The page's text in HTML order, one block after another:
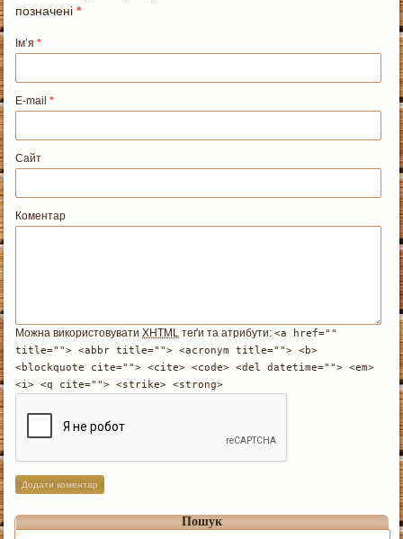
позначені*
Ім’я*
E-mail*
Сайт
Коментар
Можна використовуватиXHTML теґи та атрибути:<a href=""
title=""> <abbr title=""> <acronym title=""> <b>
<blockquote cite=""> <cite> <code> <del datetime=""> <em>
<i> <q cite=""> <strike> <strong>
Пошук